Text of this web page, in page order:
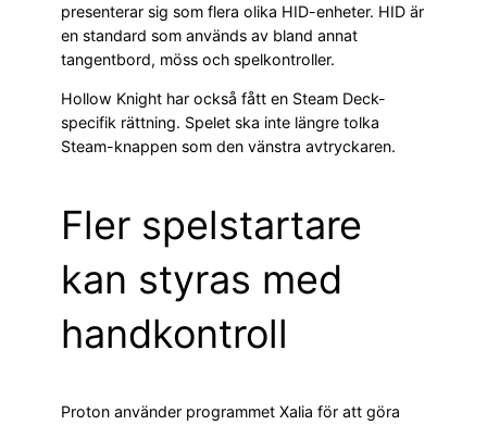
presenterar sig som flera olika HID-enheter. HID är
en standard som används av bland annat
tangentbord, möss och spelkontroller.
Hollow Knight har också fått en Steam Deck-
specifik rättning. Spelet ska inte längre tolka
Steam-knappen som den vänstra avtryckaren.
Fler spelstartare
kan styras med
handkontroll
Proton använder programmet Xalia för att göra